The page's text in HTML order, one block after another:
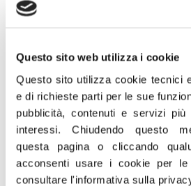
Questo sito web utilizza i cookie
Questo sito utilizza cookie tecnici
e di richieste parti per le sue
pubblicità, contenuti e servizi
interessi.Chiudendo questo
questa pagina o cliccando
acconsenti usare i cookie per le
consultare l'informativa sulla
ristoranti erano efficaci, quindi
settore fondamentale
suoi sodali dimostrano […]
CTS, Fidanza:
desecreti
rossa